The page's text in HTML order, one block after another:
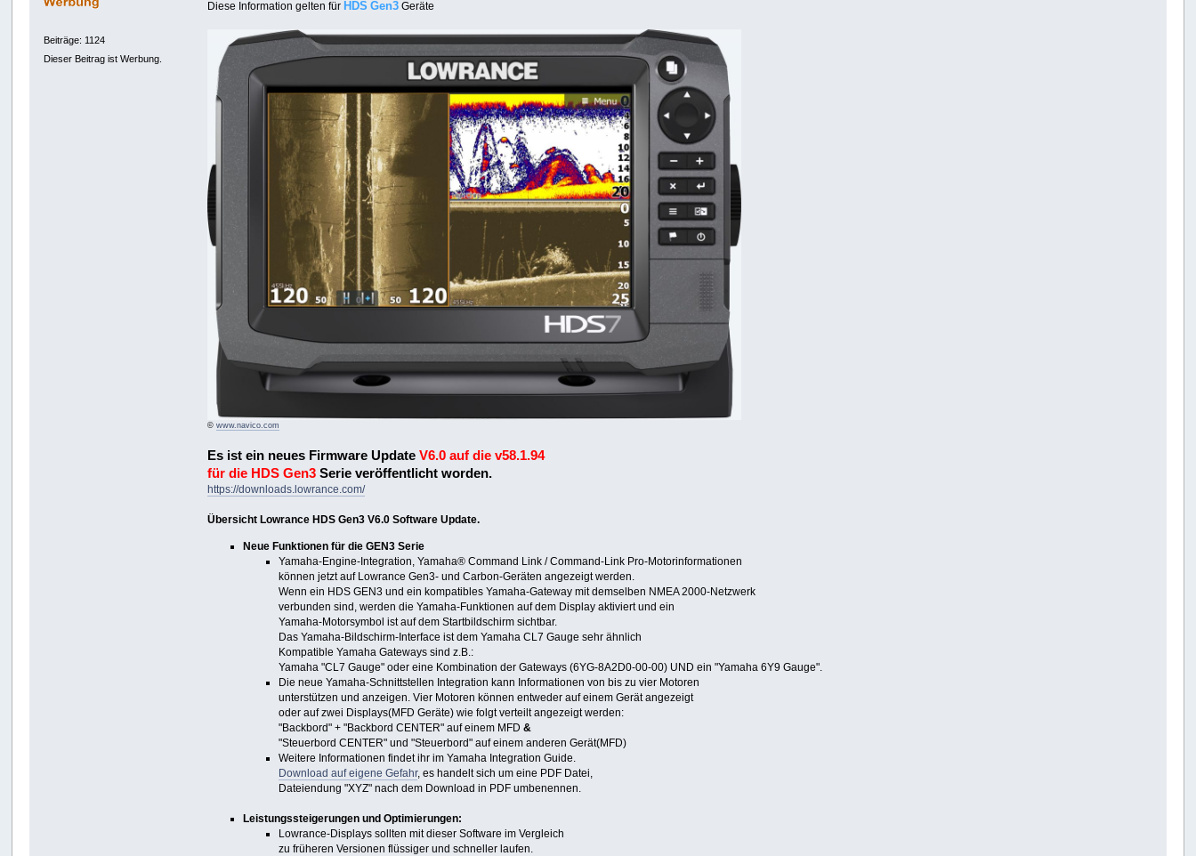
Beiträge: 1124
Dieser Beitrag ist Werbung.
Diese Information gelten für HDS Gen3 Geräte
©www.navico.com
Es ist ein neues Firmware UpdateV6.0 auf die v58.1.94
für die HDS Gen3 Serie veröffentlicht worden.
https://downloads.lowrance.com/
Übersicht Lowrance HDS Gen3 V6.0 Software Update.
Neue Funktionen für die GEN3 Serie
Yamaha-Engine-Integration, Yamaha® Command Link / Command-Link Pro-Motorinformationen
können jetzt auf Lowrance Gen3- und Carbon-Geräten angezeigt werden.
Wenn ein HDS GEN3 und ein kompatibles Yamaha-Gateway mit demselben NMEA 2000-Netzwerk
verbunden sind, werden die Yamaha-Funktionen auf dem Display aktiviert und ein
Yamaha-Motorsymbol ist auf dem Startbildschirm sichtbar.
Das Yamaha-Bildschirm-Interface ist dem Yamaha CL7 Gauge sehr ähnlich
Kompatible Yamaha Gateways sind z.B.:
Yamaha "CL7 Gauge" oder eine Kombination der Gateways (6YG-8A2D0-00-00) UND ein "Yamaha 6Y9 Gauge".
Die neue Yamaha-Schnittstellen Integration kann Informationen von bis zu vier Motoren
unterstützen und anzeigen. Vier Motoren können entweder auf einem Gerät angezeigt
oder auf zwei Displays(MFD Geräte) wie folgt verteilt angezeigt werden:
"Backbord" + "Backbord CENTER" auf einem MFD&
"Steuerbord CENTER" und "Steuerbord" auf einem anderen Gerät(MFD)
Weitere Informationen findet ihr im Yamaha Integration Guide.
Download auf eigene Gefahr, es handelt sich um eine PDF Datei,
Dateiendung "XYZ" nach dem Download in PDF umbenennen.
Leistungssteigerungen und Optimierungen:
Lowrance-Displays sollten mit dieser Software im Vergleich
zu früheren Versionen flüssiger und schneller laufen.